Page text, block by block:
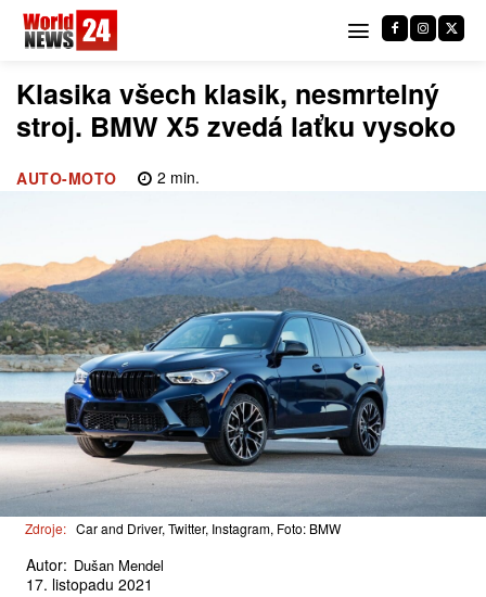
Klasika všech klasik, nesmrtelný
stroj. BMW X5 zvedá laťku vysoko
AUTO-MOTO 2 min.
Zdroje: Car and Driver, Twitter, Instagram, Foto: BMW
Autor: Dušan Mendel
17. listopadu 2021